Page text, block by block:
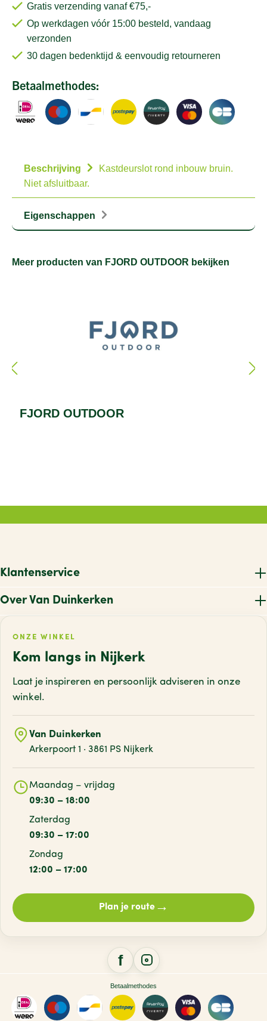
Gratis verzending vanaf €75,-
Op werkdagen vóór 15:00 besteld, vandaag
verzonden
30 dagen bedenktijd & eenvoudig retourneren
Betaalmethodes:
Beschrijving
Kastdeurslot rond inbouw bruin.
Niet afsluitbaar.
Eigenschappen
Meer producten van FJORD OUTDOOR bekijken
FJORD OUTDOOR
Klantenservice
Over Van Duinkerken
ONZE WINKEL
Kom langs in Nijkerk
Laat je inspireren en persoonlijk adviseren in onze
winkel.
Van Duinkerken
Arkerpoort 1 · 3861 PS Nijkerk
Maandag – vrijdag
09:30 – 18:00
Zaterdag
09:30 – 17:00
Zondag
12:00 – 17:00
Plan je route→
Betaalmethodes